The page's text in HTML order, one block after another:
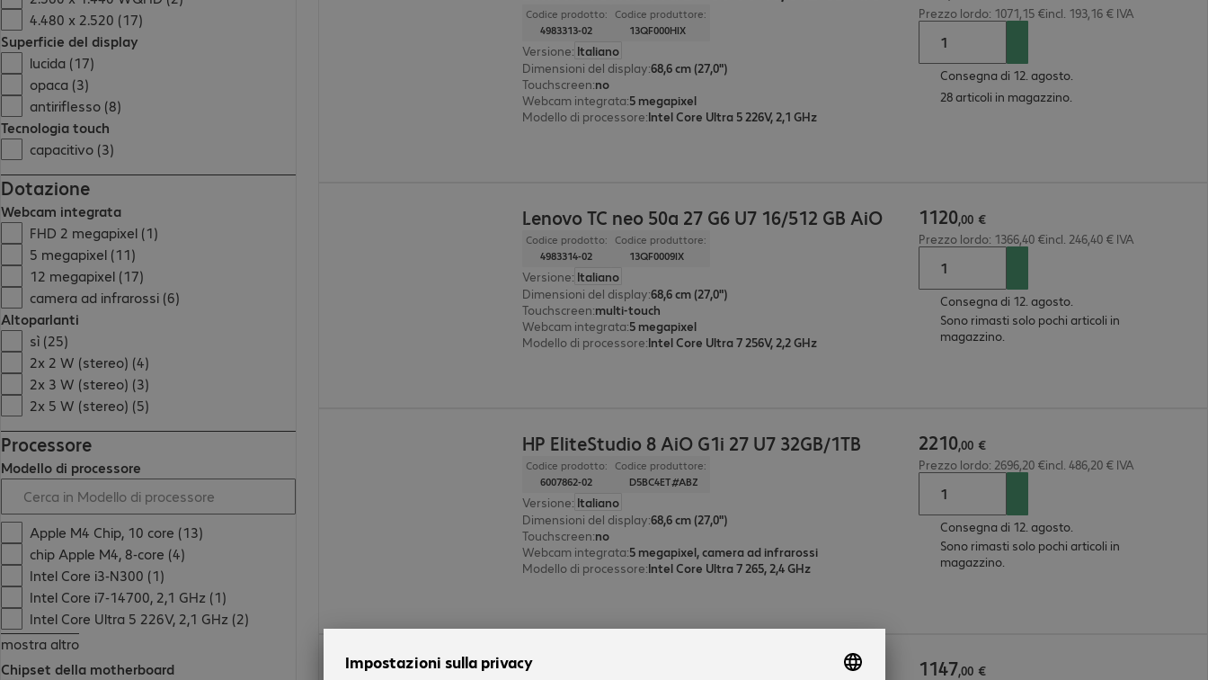
4.480 x 2.520 (17)
Superficie del display
lucida (17)
opaca (3)
antiriflesso (8)
Tecnologia touch
capacitivo (3)
Dotazione
Webcam integrata
FHD 2 megapixel (1)
5 megapixel (11)
12 megapixel (17)
camera ad infrarossi (6)
Altoparlanti
sì (25)
2x 2 W (stereo) (4)
2x 3 W (stereo) (3)
2x 5 W (stereo) (5)
Processore
Modello di processore
Apple M4 Chip, 10 core (13)
chip Apple M4, 8-core (4)
Intel Core i3-N300 (1)
Intel Core i7-14700, 2,1 GHz (1)
Intel Core Ultra 5 226V, 2,1 GHz (2)
mostra altro
Chipset della motherboard
Codice prodotto:
4983313-02
Codice produttore:
13QF000HIX
Versione: Italiano
Dimensioni del display:68,6 cm (27,0")
Touchscreen:no
Webcam integrata:5 megapixel
Modello di processore:Intel Core Ultra 5 226V, 2,1 GHz
Prezzo lordo: 1071,15 €incl. 193,16 € IVA
Consegna di 12. agosto.
28 articoli in magazzino.
Lenovo TC neo 50a 27 G6 U7 16/512 GB AiO
Codice prodotto:
4983314-02
Codice produttore:
13QF0009IX
Versione: Italiano
Dimensioni del display:68,6 cm (27,0")
Touchscreen:multi-touch
Webcam integrata:5 megapixel
Modello di processore:Intel Core Ultra 7 256V, 2,2 GHz
1120,00 €
Prezzo lordo: 1366,40 €incl. 246,40 € IVA
Consegna di 12. agosto.
Sono rimasti solo pochi articoli in
magazzino.
HP EliteStudio 8 AiO G1i 27 U7 32GB/1TB
Codice prodotto:
6007862-02
Codice produttore:
D5BC4ET#ABZ
Versione: Italiano
Dimensioni del display:68,6 cm (27,0")
Touchscreen:no
Webcam integrata:5 megapixel, camera ad infrarossi
Modello di processore:Intel Core Ultra 7 265, 2,4 GHz
2210,00 €
Prezzo lordo: 2696,20 €incl. 486,20 € IVA
Consegna di 12. agosto.
Sono rimasti solo pochi articoli in
magazzino.
Dell Pro 24 All-in-One U5 16/512 GB 1147,00 €